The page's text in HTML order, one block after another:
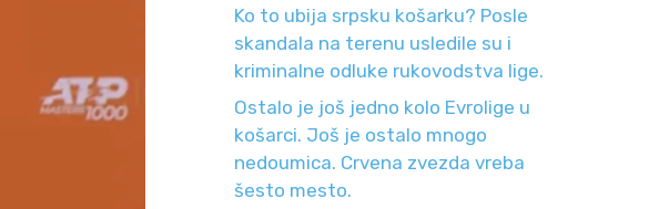
Ko to ubija srpsku košarku? Posle
skandala na terenu usledile su i
kriminalne odluke rukovodstva lige.
Ostalo je još jedno kolo Evrolige u
košarci. Još je ostalo mnogo
nedoumica. Crvena zvezda vreba
šesto mesto.